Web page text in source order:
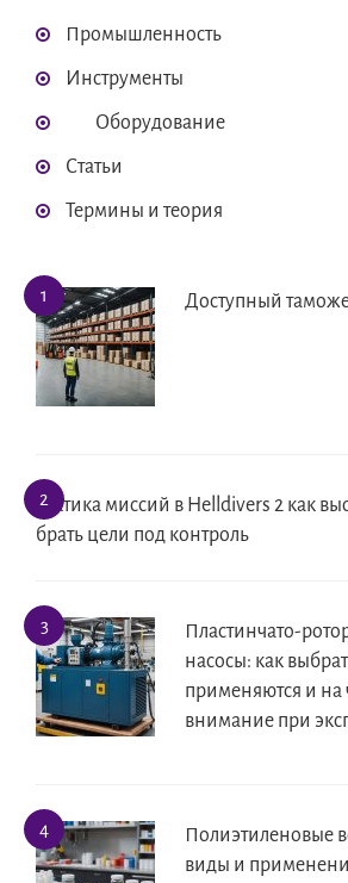
Промышленность
Инструменты
Оборудование
Статьи
Термины и теория
Доступный
Тактика миссий в Helldivers 2 как
брать цели под контроль
Пластинчато-
насосы: как
применяются и на
внимание при
Полиэтиленовые
виды и